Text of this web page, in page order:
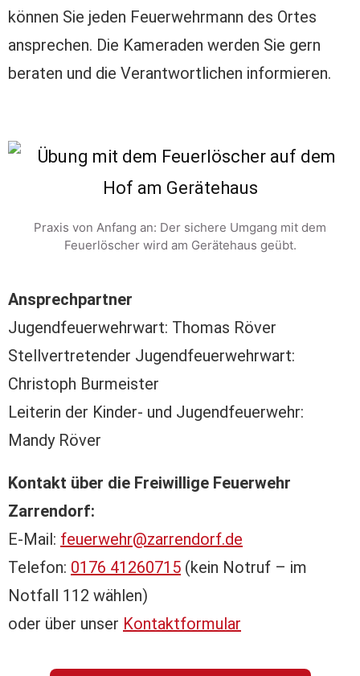
können Sie jeden Feuerwehrmann des Ortes
ansprechen. Die Kameraden werden Sie gern
beraten und die Verantwortlichen informieren.
Praxis von Anfang an: Der sichere Umgang mit dem
Feuerlöscher wird am Gerätehaus geübt.
Ansprechpartner
Jugendfeuerwehrwart: Thomas Röver
Stellvertretender Jugendfeuerwehrwart:
Christoph Burmeister
Leiterin der Kinder- und Jugendfeuerwehr:
Mandy Röver
Kontakt über die Freiwillige Feuerwehr
Zarrendorf:
E-Mail: feuerwehr@zarrendorf.de
Telefon: 0176 41260715 (kein Notruf – im
Notfall 112 wählen)
oder über unser Kontaktformular